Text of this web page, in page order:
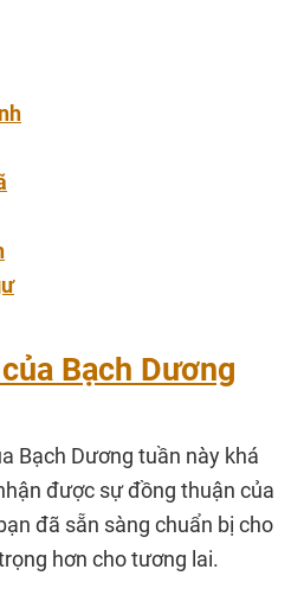
Bạch Dương
Bạch Dương tuần này khá
được sự đồng thuận của
đã sẵn sàng chuẩn bị cho
hơn cho tương lai.